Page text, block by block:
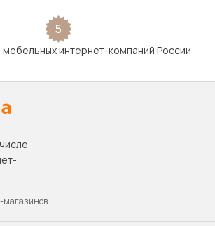
5
интернет-компаний России
магазинов